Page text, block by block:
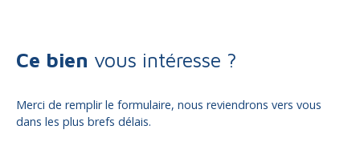
Ce bien vous intéresse ?
Merci de remplir le formulaire, nous reviendrons vers vous
dans les plus brefs délais.